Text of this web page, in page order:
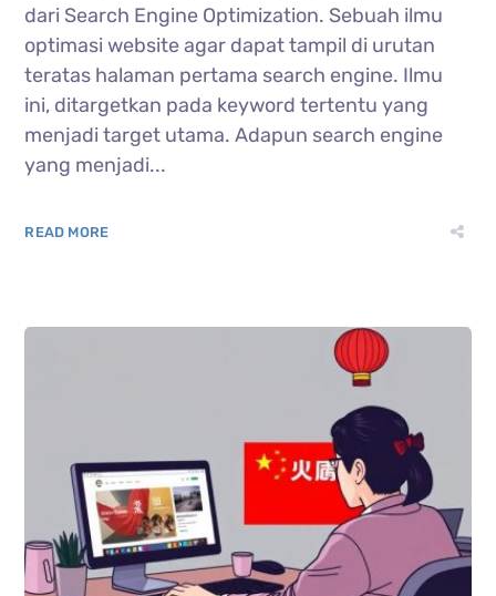
dari Search Engine Optimization. Sebuah ilmu
optimasi website agar dapat tampil di urutan
teratas halaman pertama search engine. Ilmu
ini, ditargetkan pada keyword tertentu yang
menjadi target utama. Adapun search engine
yang menjadi...
READ MORE